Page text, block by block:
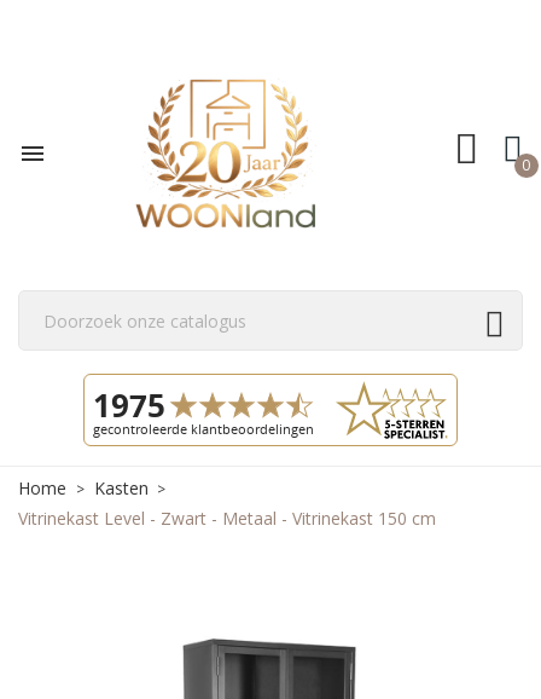
 0
Home
Kasten
Vitrinekast Level - Zwart - Metaal - Vitrinekast 150 cm